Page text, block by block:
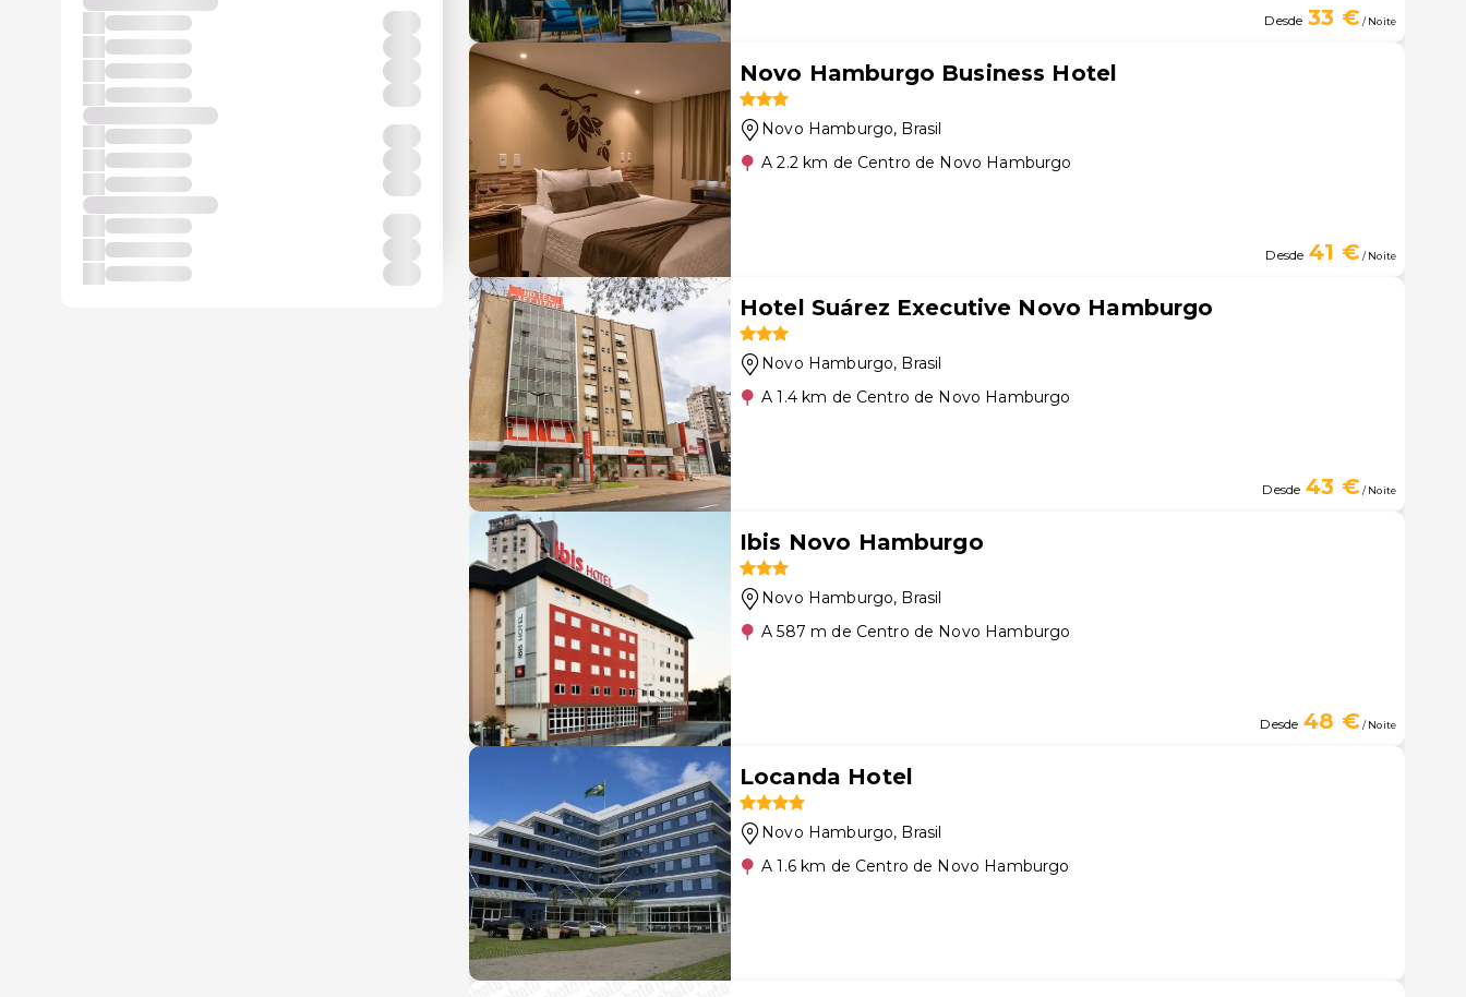
Desde 33 €/ Noite
Novo Hamburgo Business Hotel
Novo Hamburgo, Brasil
A 2.2 km de Centro de Novo Hamburgo
Desde 41 €/ Noite
Hotel Suárez Executive Novo Hamburgo
Novo Hamburgo, Brasil
A 1.4 km de Centro de Novo Hamburgo
Desde 43 €/ Noite
Ibis Novo Hamburgo
Novo Hamburgo, Brasil
A 587 m de Centro de Novo Hamburgo
Desde 48 €/ Noite
Locanda Hotel
Novo Hamburgo, Brasil
A 1.6 km de Centro de Novo Hamburgo